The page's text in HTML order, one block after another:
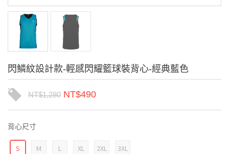
閃鱗紋設計款-輕感閃耀籃球裝背心-經典藍色
NT$1,280 NT$490
背心尺寸
S M L XL 2XL 3XL